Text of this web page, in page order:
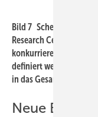
Bild 7 Schema der
Research Centers,
konkurrierenden
definiert werden sollten
in das Gesamtsystem
Neue